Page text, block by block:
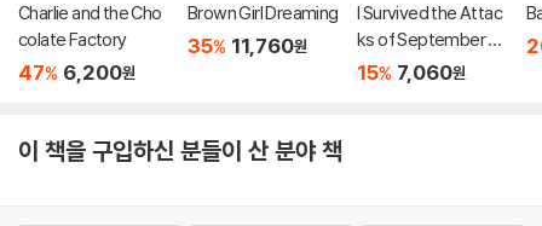
Charlie and the Cho
colate Factory
47% 6,200원
Brown Girl Dreaming
35% 11,760원
I Survived the Attac
ks of September 11t
h, 2001 (I Survived #
15% 7,060원
이 책을 구입하신 분들이 산 분야 책